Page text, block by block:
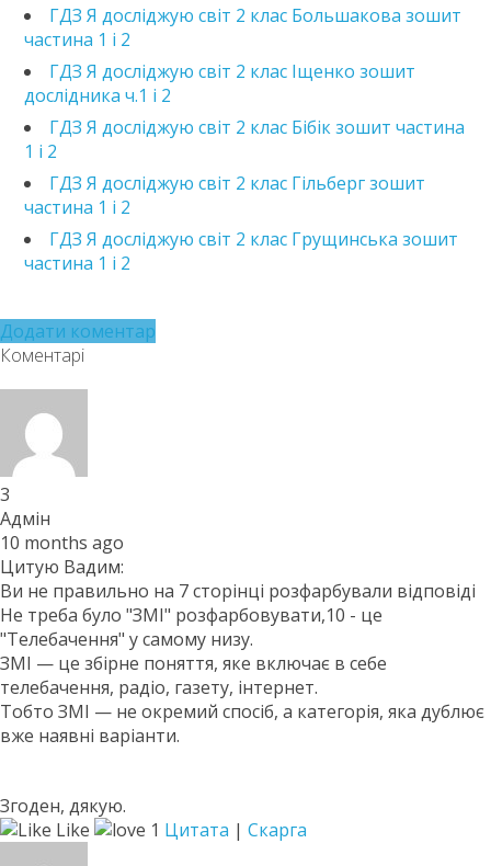
ГДЗ Я досліджую світ 2 клас Большакова зошит
частина 1 і 2
ГДЗ Я досліджую світ 2 клас Іщенко зошит
дослідника ч.1 і 2
ГДЗ Я досліджую світ 2 клас Бібік зошит частина
1 і 2
ГДЗ Я досліджую світ 2 клас Гільберг зошит
частина 1 і 2
ГДЗ Я досліджую світ 2 клас Грущинська зошит
частина 1 і 2
Додати коментар
Коментарі
3
Адмін
10 months ago
Цитую Вадим:
Ви не правильно на 7 сторінці розфарбували відповіді
Не треба було "ЗМІ" розфарбовувати,10 - це
"Телебачення" у самому низу.
ЗМІ — це збірне поняття, яке включає в себе
телебачення, радіо, газету, інтернет.
Тобто ЗМІ — не окремий спосіб, а категорія, яка дублює
вже наявні варіанти.
Згоден, дякую.
Like
1 Цитата | Скарга